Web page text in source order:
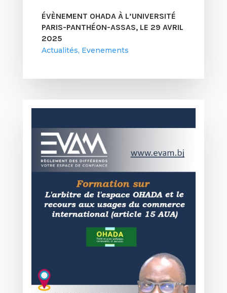
ÉVÈNEMENT OHADA À L’UNIVERSITÉ
PARIS-PANTHÉON-ASSAS, LE 29 AVRIL
2025
Actualités, Evenements